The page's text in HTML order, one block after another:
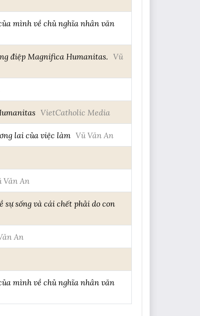
mình về chủ nghĩa nhân văn
điệp Magnifica Humanitas. Vũ
VietCatholic Media
lai của việc làm Vũ Văn An
Văn An
sự sống và cái chết phải do con
An
mình về chủ nghĩa nhân văn